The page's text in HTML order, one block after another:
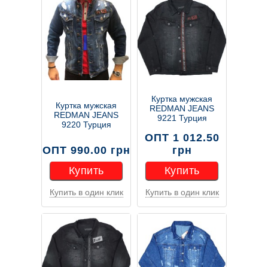
Куртка мужская
REDMAN JEANS
9220 Турция
ОПТ 990.00 грн
Купить
Купить
Купить в один клик
Куртка мужская
REDMAN JEANS
9221 Турция
ОПТ 1 012.50
грн
Купить
Купить
Купить в один клик